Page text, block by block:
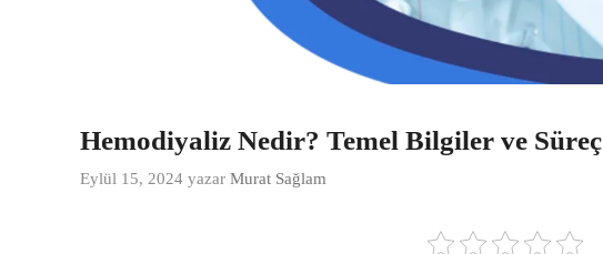
Hemodiyaliz Nedir? Temel Bilgiler ve Süreç
Eylül 15, 2024 yazar Murat Sağlam